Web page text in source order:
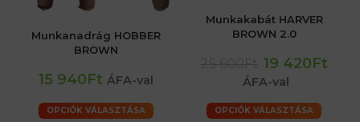
Munkanadrág HOBBER
BROWN
15 940Ft ÁFA-val
OPCIÓK VÁLASZTÁSA
Munkakabát HARVER
BROWN 2.0
19 420Ft
ÁFA-val
OPCIÓK VÁLASZTÁSA